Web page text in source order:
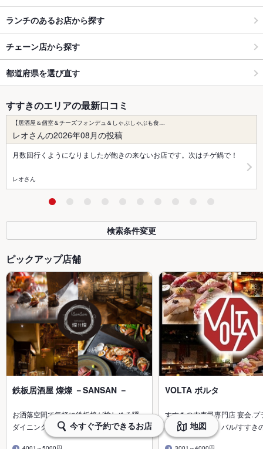
ランチのあるお店から探す
チェーン店から探す
都道府県を選び直す
すすきのエリアの最新口コミ
【居酒屋＆個室＆チーズフォンデュ＆しゃぶしゃぶも食…
レオさんの2026年08月の投稿
月数回行くようになりましたが飽きの来ないお店です。次はチゲ鍋で！
レオさん
検索条件変更
ピックアップ店舗
鉄板居酒屋 燦燦 －SANSAN －
お洒落空間で気軽に鉄板焼が愉しめる隠…
ダイニングバー・バル/すすきの駅
VOLTA ボルタ
すすきの肉寿司専門店 宴会.
ダイニングバー・バル/すすき
今すぐ予約できるお店 地図